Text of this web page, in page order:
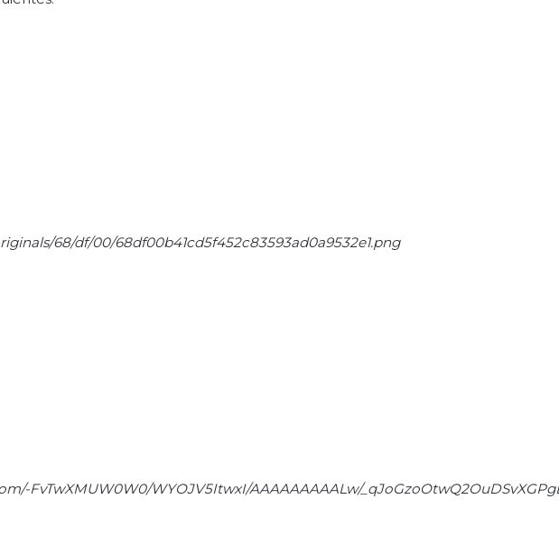
68/df/00/68df00b41cd5f452c83593ad0a9532e1.png
FvTwXMUW0W0/WYOJV5ItwxI/AAAAAAAAALw/